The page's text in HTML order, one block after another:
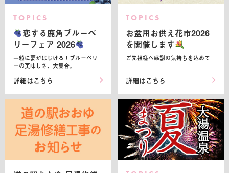
TOPICS
恋する鹿角ブルーベ
リーフェア 2026
一粒に夏がはじける！ブルーベリ
ーの美味しさ、大集合。
詳細はこちら
TOPICS
お盆用お供え花市2026
を開催します
ご先祖様へ感謝の気持ちを込めて
詳細はこちら